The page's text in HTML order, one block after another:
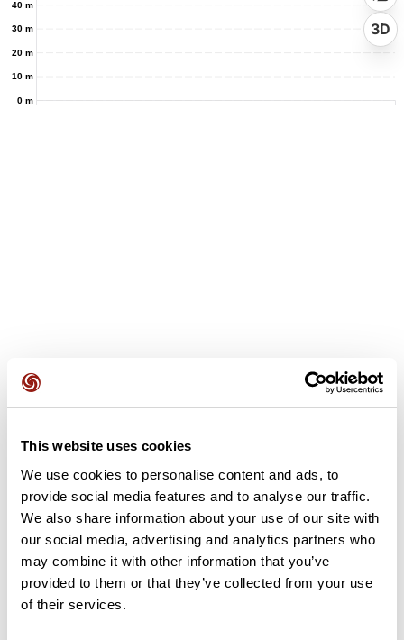
This website uses cookies
We use cookies to personalise content and ads, to
provide social media features and to analyse our traffic.
We also share information about your use of our site with
our social media, advertising and analytics partners who
may combine it with other information that you’ve
provided to them or that they’ve collected from your use
of their services.
0 m
10 m
20 m
30 m
40 m
3D
Avis des utilisateurs
Soyez le premier à ajouter un avis !
Ajouter un avis
Résumé